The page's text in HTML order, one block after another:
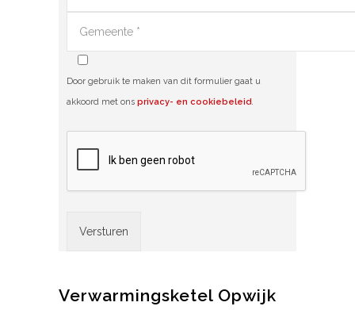
Door gebruik te maken van dit formulier gaat u
akkoord met ons privacy- en cookiebeleid.
Verwarmingsketel Opwijk